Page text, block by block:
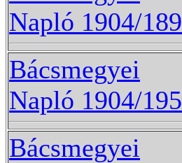
Napló 1904/189
Bácsmegyei
Napló 1904/195
Bácsmegyei